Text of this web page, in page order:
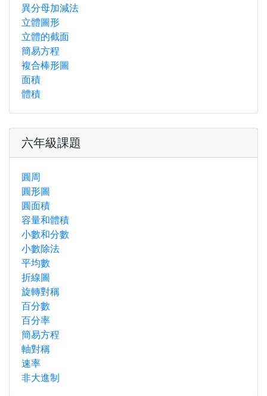
異分母加減法
立體圖形
立體的截面
簡易方程
複合棒形圖
面積
體積
六年級課題
圓周
圓形圖
圓面積
容量和體積
小數和分數
小數除法
平均數
折線圖
旋轉對稱
百分數
百分率
簡易方程
軸對稱
速率
非大進制